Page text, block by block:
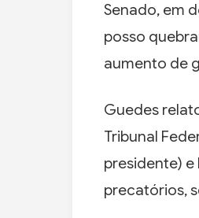
Senado, em
posso
aumento de
Guedes
Tribunal
presidente) e
precatórios,